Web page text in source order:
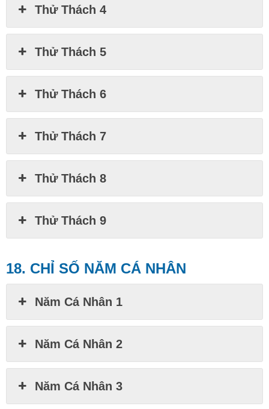
Thử Thách 4
Thử Thách 5
Thử Thách 6
Thử Thách 7
Thử Thách 8
Thử Thách 9
18. CHỈ SỐ NĂM CÁ NHÂN
Năm Cá Nhân 1
Năm Cá Nhân 2
Năm Cá Nhân 3